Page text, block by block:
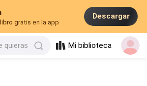
gratis en la app
Descargar
quieras Mi biblioteca